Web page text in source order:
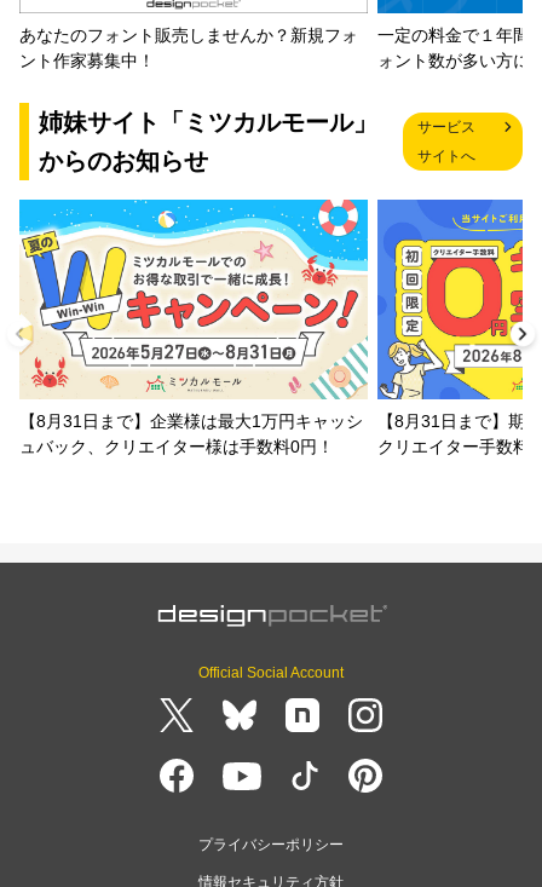
あなたのフォント販売しませんか？新規フォ
ント作家募集中！
一定の料金で１年間
ォント数が多い方に
姉妹サイト「ミツカルモール」
からのお知らせ
サービス
サイトへ
【8月31日まで】企業様は最大1万円キャッシ
ュバック、クリエイター様は手数料0円！
【8月31日まで】期
クリエイター手数料
Official Social Account
プライバシーポリシー
情報セキュリティ方針